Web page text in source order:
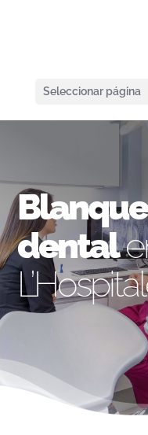
Seleccionar página
dental